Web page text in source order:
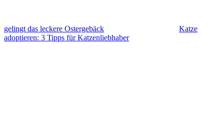
gelingt das leckere Ostergebäck
Katze
adoptieren: 3 Tipps für Katzenliebhaber